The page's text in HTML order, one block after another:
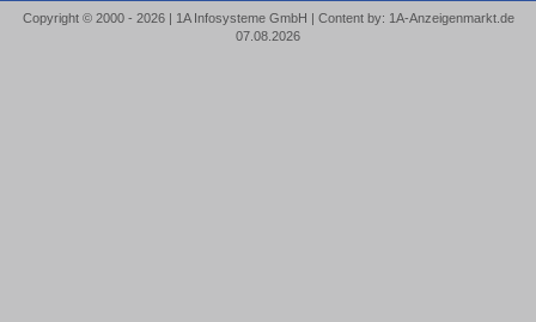
Copyright © 2000 - 2026 | 1A Infosysteme GmbH | Content by: 1A-Anzeigenmarkt.de
07.08.2026